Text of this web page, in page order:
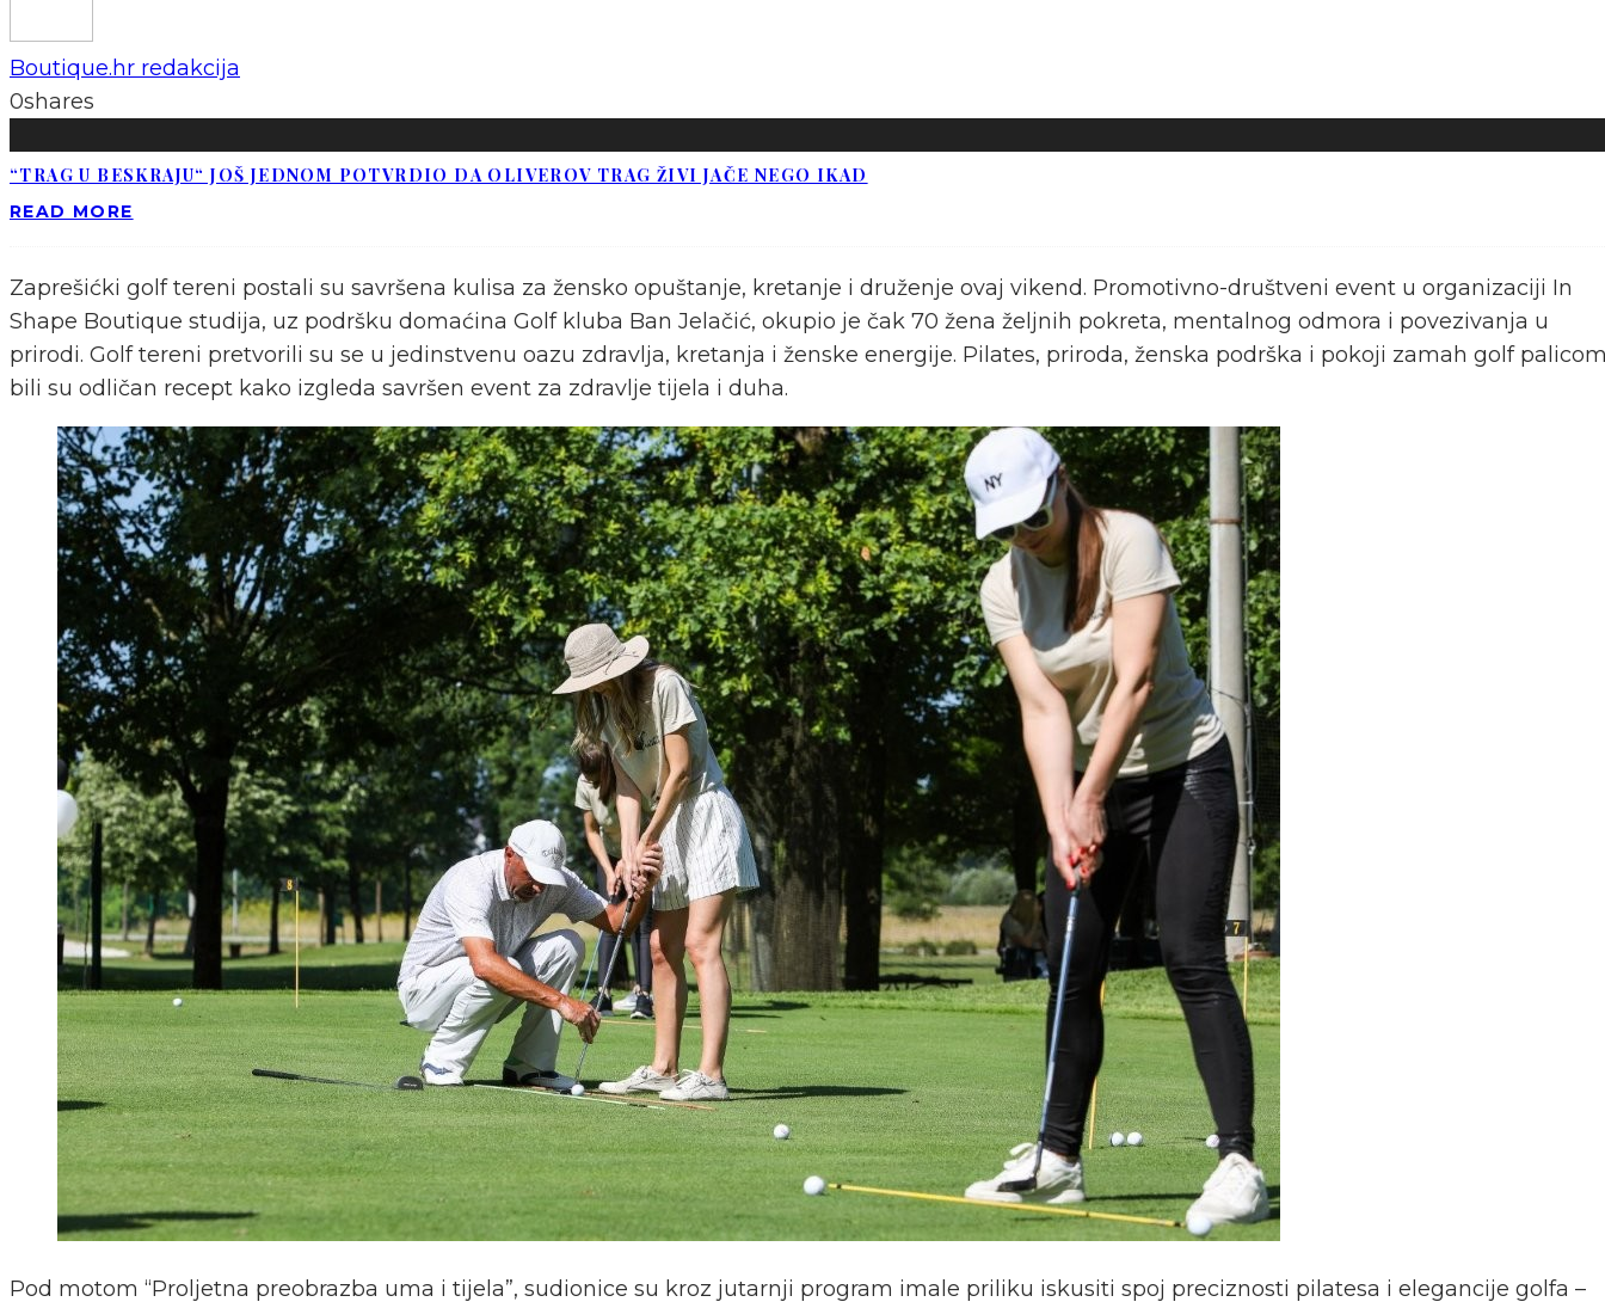
Boutique.hr redakcija
0shares
“TRAG U BESKRAJU“ JOŠ JEDNOM POTVRDIO DA OLIVEROV TRAG ŽIVI JAČE NEGO IKAD
READ MORE
Zaprešićki golf tereni postali su savršena kulisa za žensko opuštanje, kretanje i druženje ovaj vikend. Promotivno-društveni event u organizaciji In
Shape Boutique studija, uz podršku domaćina Golf kluba Ban Jelačić, okupio je čak 70 žena željnih pokreta, mentalnog odmora i povezivanja u
prirodi. Golf tereni pretvorili su se u jedinstvenu oazu zdravlja, kretanja i ženske energije. Pilates, priroda, ženska podrška i pokoji zamah golf
bili su odličan recept kako izgleda savršen event za zdravlje tijela i duha.
Pod motom “Proljetna preobrazba uma i tijela”, sudionice su kroz jutarnji program imale priliku iskusiti spoj preciznosti pilatesa i elegancije golfa –